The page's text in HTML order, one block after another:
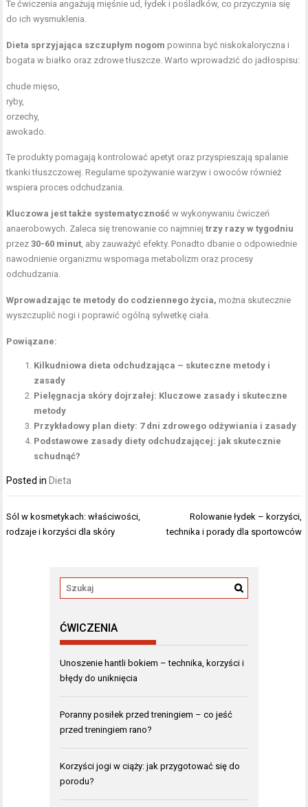
Te ćwiczenia angażują mięśnie ud, łydek i pośladków, co przyczynia się
do ich wysmuklenia.
Dieta sprzyjająca szczupłym nogom powinna być niskokaloryczna i
bogata w białko oraz zdrowe tłuszcze. Warto wprowadzić do jadłospisu:
chude mięso,
ryby,
orzechy,
awokado.
Te produkty pomagają kontrolować apetyt oraz przyspieszają spalanie
tkanki tłuszczowej. Regularne spożywanie warzyw i owoców również
wspiera proces odchudzania.
Kluczowa jest także systematyczność w wykonywaniu ćwiczeń
anaerobowych. Zaleca się trenowanie co najmniejtrzy razy w tygodniu
przez30-60 minut , aby zauważyć efekty. Ponadto dbanie o odpowiednie
nawodnienie organizmu wspomaga metabolizm oraz procesy
odchudzania.
Wprowadzając te metody do codziennego życia, można skutecznie
wyszczuplić nogi i poprawić ogólną sylwetkę ciała.
Powiązane:
Kilkudniowa dieta odchudzająca – skuteczne metody i
zasady
Pielęgnacja skóry dojrzałej: Kluczowe zasady i skuteczne
metody
Przykładowy plan diety: 7 dni zdrowego odżywiania i zasady
Podstawowe zasady diety odchudzającej: jak skutecznie
schudnąć?
Posted inDieta
Nawigacja
wpisu
Sól w kosmetykach: właściwości,
rodzaje i korzyści dla skóry
Rolowanie łydek – korzyści,
technika i porady dla sportowców
ĆWICZENIA
Unoszenie hantli bokiem – technika, korzyści i
błędy do uniknięcia
Poranny posiłek przed treningiem – co jeść
przed treningiem rano?
Korzyści jogi w ciąży: jak przygotować się do
porodu?